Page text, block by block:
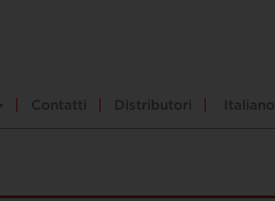
Contatti Distributori Italiano